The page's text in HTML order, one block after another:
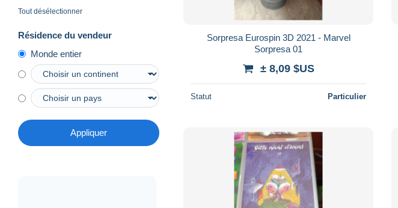
Tout désélectionner
Résidence du vendeur
Monde entier
Appliquer
Sorpresa Eurospin 3D 2021 - Marvel
Sorpresa 01
± 8,09 $US
Statut Particulier